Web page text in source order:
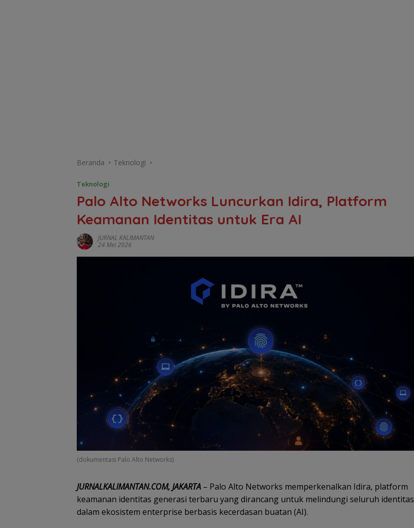
Beranda Teknologi
Teknologi
Palo Alto Networks Luncurkan Idira, Platform
Keamanan Identitas untuk Era AI
JURNAL KALIMANTAN
24 Mei 2026
(dokumentasi Palo Alto Networks)
JURNALKALIMANTAN.COM, JAKARTA – Palo Alto Networks memperkenalkan Idira, platform
keamanan identitas generasi terbaru yang dirancang untuk melindungi seluruh identitas
dalam ekosistem enterprise berbasis kecerdasan buatan (AI).